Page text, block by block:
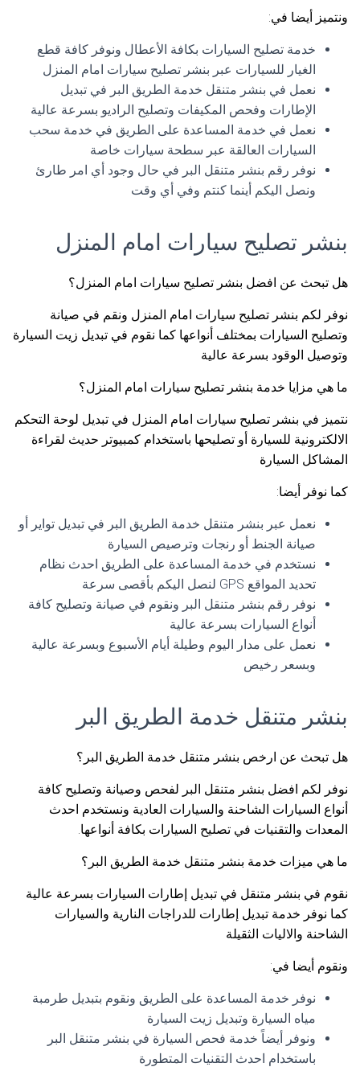
ونتميز أيضا في:
خدمة تصليح السيارات بكافة الأعطال ونوفر كافة قطع
الغيار للسيارات عبر بنشر تصليح سيارات امام المنزل
نعمل في بنشر متنقل خدمة الطريق البر في تبديل
الإطارات وفحص المكيفات وتصليح الراديو بسرعة عالية
نعمل في خدمة المساعدة على الطريق في خدمة سحب
السيارات العالقة عبر سطحة سيارات خاصة
نوفر رقم بنشر متنقل البر في حال وجود أي امر طارئ
ونصل اليكم أينما كنتم وفي أي وقت
بنشر تصليح سيارات امام المنزل
هل تبحث عن افضل بنشر تصليح سيارات امام المنزل؟
نوفر لكم بنشر تصليح سيارات امام المنزل ونقم في صيانة
وتصليح السيارات بمختلف أنواعها كما نقوم في تبديل زيت السيارة
وتوصيل الوقود بسرعة عالية
ما هي مزايا خدمة بنشر تصليح سيارات امام المنزل؟
نتميز في بنشر تصليح سيارات امام المنزل في تبديل لوحة التحكم
الالكترونية للسيارة أو تصليحها باستخدام كمبيوتر حديث لقراءة
المشاكل السيارة
كما نوفر أيضا:
نعمل عبر بنشر متنقل خدمة الطريق البر في تبديل تواير أو
صيانة الجنط أو رنجات وترصيص السيارة
نستخدم في خدمة المساعدة على الطريق احدث نظام
تحديد المواقع GPS لنصل اليكم بأقصى سرعة
نوفر رقم بنشر متنقل البر ونقوم في صيانة وتصليح كافة
أنواع السيارات بسرعة عالية
نعمل على مدار اليوم وطيلة أيام الأسبوع وبسرعة عالية
وبسعر رخيص
بنشر متنقل خدمة الطريق البر
هل تبحث عن ارخص بنشر متنقل خدمة الطريق البر؟
نوفر لكم افضل بنشر متنقل البر لفحص وصيانة وتصليح كافة
أنواع السيارات الشاحنة والسيارات العادية ونستخدم احدث
المعدات والتقنيات في تصليح السيارات بكافة أنواعها.
ما هي ميزات خدمة بنشر متنقل خدمة الطريق البر؟
نقوم في بنشر متنقل في تبديل إطارات السيارات بسرعة عالية
كما نوفر خدمة تبديل إطارات للدراجات النارية والسيارات
الشاحنة والاليات الثقيلة
ونقوم أيضا في:
نوفر خدمة المساعدة على الطريق ونقوم بتبديل طرمبة
مياه السيارة وتبديل زيت السيارة
ونوفر أيضاً خدمة فحص السيارة في بنشر متنقل البر
باستخدام احدث التقنيات المتطورة